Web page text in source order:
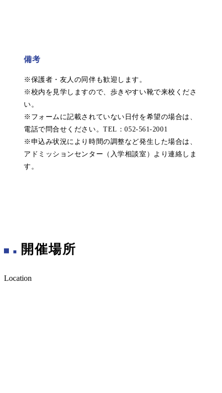
備考
※保護者・友人の同伴も歓迎します。
※校内を見学しますので、歩きやすい靴で来校くださ
い。
※フォームに記載されていない日付を希望の場合は、
電話で問合せください。TEL：052-561-2001
※申込み状況により時間の調整など発生した場合は、
アドミッションセンター（入学相談室）より連絡しま
す。
開催場所
Location